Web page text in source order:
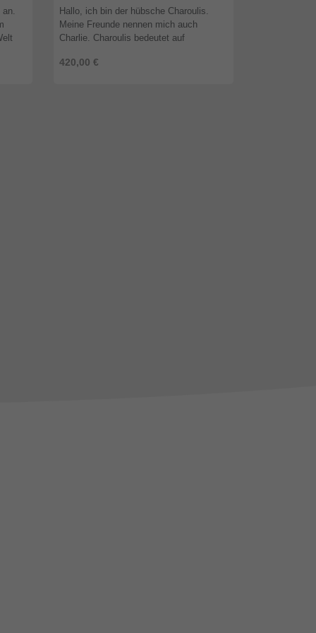
an.
420,00 €
Hallo, ich bin der hübsche Charoulis.
Meine Freunde nennen mich auch
Charlie. Charoulis bedeutet auf
mein Leben alles andere als glücklich ...